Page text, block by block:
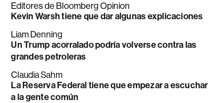
Editores de Bloomberg Opinion
Kevin Warsh tiene que dar algunas explicaciones
Liam Denning
Un Trump acorralado podría volverse contra las
grandes petroleras
Claudia Sahm
La Reserva Federal tiene que empezar a escuchar
a la gente común